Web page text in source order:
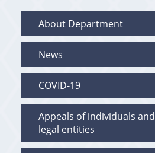
About Department
News
COVID-19
Appeals of individuals and
legal entities